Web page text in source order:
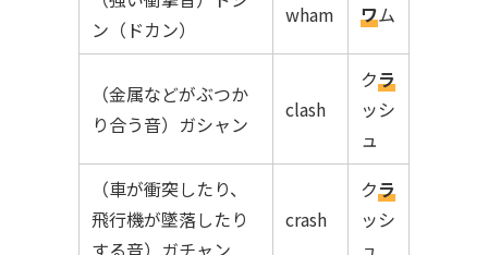
ン（ドカン）
wham ワム
（金属などがぶつか
り合う音）ガシャン
clash
クラ
ッシ
ュ
（車が衝突したり、
飛行機が墜落したり
する音）ガチャン
crash
クラ
ッシ
ュ